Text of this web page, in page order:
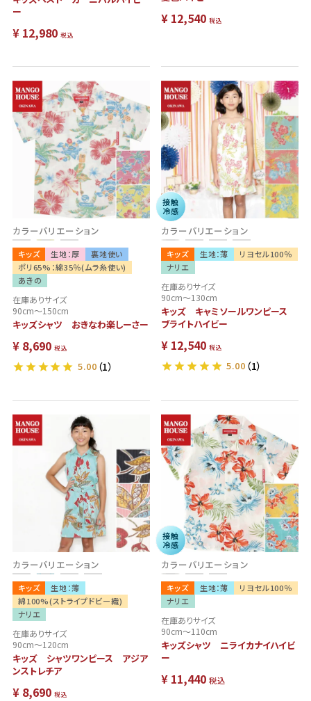
ー
¥ 12,980 税込
¥ 12,540 税込
カラーバリエーション
キッズ 生地：厚
裏地使い
ポリ65%：綿35％(ムラ糸使い)
あきの
在庫ありサイズ
90cm～150cm
キッズシャツ おきなわ楽しーさー
¥ 8,690 税込
5.00 （1）
カラーバリエーション
キッズ 生地：薄
リヨセル100％
ナリエ
接触
冷感
在庫ありサイズ
90cm～130cm
キッズ キャミソールワンピース
ブライトハイビー
¥ 12,540 税込
5.00 （1）
カラーバリエーション
キッズ
生地：薄
綿100%(ストライプドビー織)
ナリエ
在庫ありサイズ
90cm～120cm
キッズ シャツワンピース アジア
ンストレチア
¥ 8,690 税込
カラーバリエーション
キッズ 生地：薄
リヨセル100％
ナリエ
接触
冷感
残りわ
ずか
在庫ありサイズ
90cm～110cm
キッズシャツ ニライカナイハイビ
ー
¥ 11,440 税込